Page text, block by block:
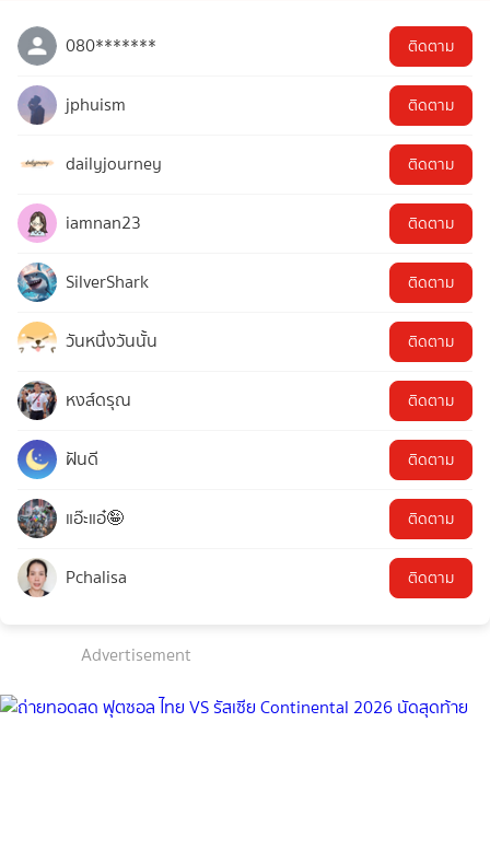
080******* ติดตาม
jphuism ติดตาม
dailyjourney ติดตาม
iamnan23 ติดตาม
SilverShark ติดตาม
วันหนึ่งวันนั้น ติดตาม
หงส์ดรุณ ติดตาม
ฝันดี ติดตาม
แอ๊ะแอ๋🤪 ติดตาม
Pchalisa ติดตาม
Advertisement